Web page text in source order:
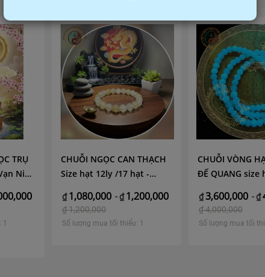
TRỤ
Niên
1
CHUỖI NGỌC CAN THẠCH
Size hạt 12ly /17 hạt -
₫ 1,080,000 -₫ 1,200,000
₫1,200,000
Số lượng mua tối thiểu: 1
CHUỖI VÒNG
ĐẾ QUANG size
Minh Gia Lai
₫3,600,000 -₫
₫4,000,000
Số lượng mua tối